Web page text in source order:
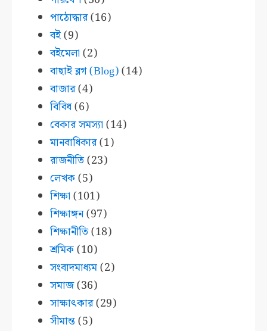
পাঠোদ্ধার(16)
বই(9)
বইমেলা (2)
বাছাই ব্লগ (Blog)(14)
বাজার(4)
বিবিধ(6)
বেকার সমস্যা (14)
মানবাধিকার(1)
রাজনীতি(23)
লেখক(5)
শিক্ষা (101)
শিক্ষাঙ্গন(97)
শিক্ষানীতি(18)
শ্রমিক(10)
সংবাদমাধ্যম(2)
সমাজ(36)
সাক্ষাৎকার(29)
সীমান্ত(5)